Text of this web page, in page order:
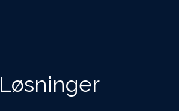
Løsninger